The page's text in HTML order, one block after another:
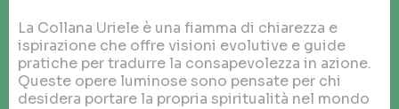
La Collana Uriele è una fiamma di chiarezza e
ispirazione che offre visioni evolutive e guide
pratiche per tradurre la consapevolezza in azione.
Queste opere luminose sono pensate per chi
desidera portare la propria spiritualità nel mondo